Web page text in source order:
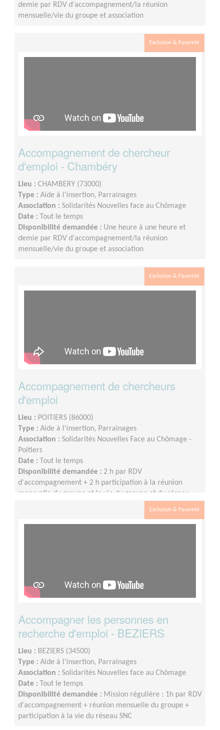
demie par RDV d'accompagnement/la réunion
mensuelle/vie du groupe et association
Exclusion & Pauvreté
Accompagnement de chercheur
d'emploi - Chambéry
Lieu : CHAMBERY (73000)
Type : Aide à l'insertion, Parrainages
Association : Solidarités Nouvelles face au Chômage
Date :
Tout le temps
Disponibilité demandée : Une heure à une heure et
demie par RDV d'accompagnement/la réunion
mensuelle/vie du groupe et association
Exclusion & Pauvreté
Accompagnement de chercheurs
d'emploi
Lieu : POITIERS (86000)
Type : Aide à l'insertion, Parrainages
Association : Solidarités Nouvelles Face au Chômage -
Poitiers
Date :
Tout le temps
Disponibilité demandée : 2 h par RDV
d'accompagnement + 2 h participation à la réunion
mensuelle du groupe et la vie du groupe et du réseau
Exclusion & Pauvreté
Accompagner les personnes en
recherche d'emploi - BEZIERS
Lieu : BEZIERS (34500)
Type : Aide à l'insertion, Parrainages
Association : Solidarités Nouvelles face au Chômage
Date :
Tout le temps
Disponibilité demandée : Mission régulière : 1h par RDV
d'accompagnement + réunion mensuelle du groupe +
participation à la vie du réseau SNC